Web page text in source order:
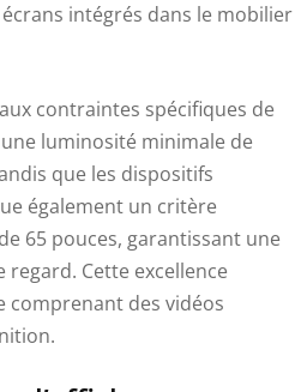
intégrés dans le mobilier
contraintes spécifiques de
luminosité minimale de
que les dispositifs
également un critère
65 pouces, garantissant une
Cette excellence
des vidéos